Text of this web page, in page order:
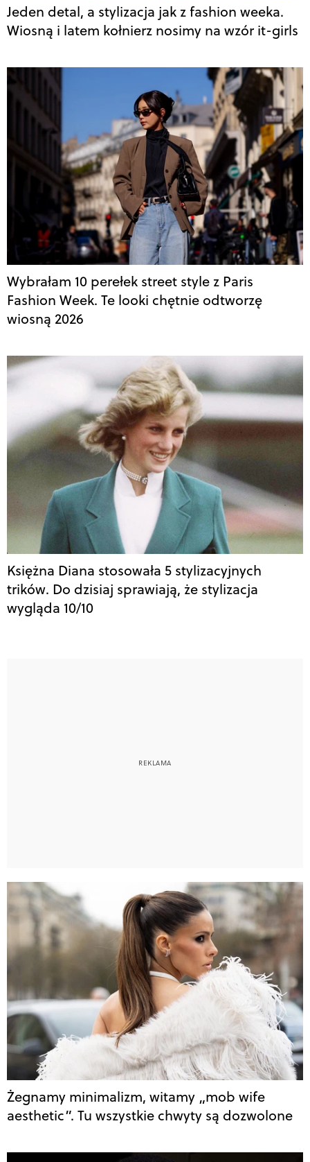
Jeden detal, a stylizacja jak z fashion weeka.
Wiosną i latem kołnierz nosimy na wzór it-girls
Wybrałam 10 perełek street style z Paris
Fashion Week. Te looki chętnie odtworzę
wiosną 2026
Księżna Diana stosowała 5 stylizacyjnych
trików. Do dzisiaj sprawiają, że stylizacja
wygląda 10/10
Żegnamy minimalizm, witamy „mob wife
aesthetic”. Tu wszystkie chwyty są dozwolone